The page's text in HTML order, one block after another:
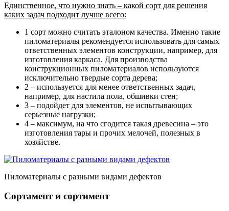
Единственное, что нужно знать – какой сорт для решения
каких задач подходит лучше всего:
1 сорт можно считать эталоном качества. Именно такие
пиломатериалы рекомендуется использовать для самых
ответственных элементов конструкции, например, для
изготовления каркаса. Для производства
конструкционных пиломатериалов используются
исключительно твердые сорта дерева;
2 – используется для менее ответственных задач,
например, для настила пола, обшивки стен;
3 – подойдет для элементов, не испытывающих
серьезные нагрузки;
4 – максимум, на что сгодится такая древесина – это
изготовления тары и прочих мелочей, полезных в
хозяйстве.
Пиломатериалы с разными видами дефектов
Сортамент и сортимент